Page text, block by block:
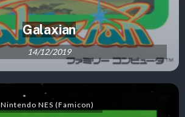
Galaxian
14/12/2019
Nintendo NES (Famicon)